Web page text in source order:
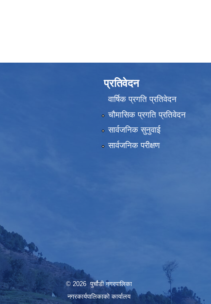
प्रतिवेदन
वार्षिक प्रगति प्रतिवेदन
चौमासिक प्रगति प्रतिवेदन
सार्वजनिक सुनुवाई
सार्वजनिक परीक्षण
© 2026 पुर्चौडी नगरपालिका
नगरकार्यपालिकाकाे कार्यालय